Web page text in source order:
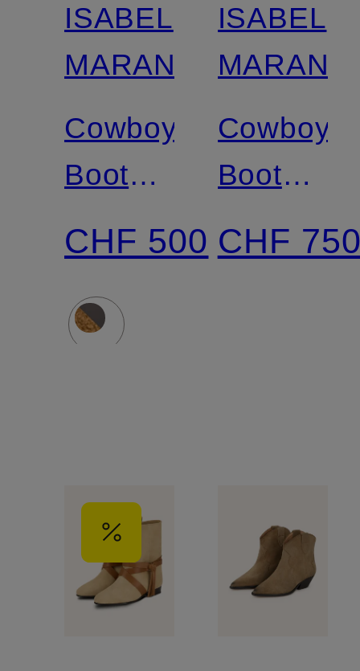
ISABEL
MARANT
Cowboy
Boots
DEWINA
CHF 500
ISABEL
MARANT
Cowboy
Boots
DUERTO
CHF